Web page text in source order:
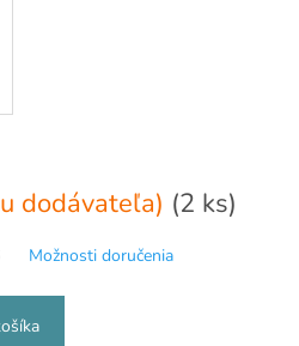
dodávateľa) (2 ks)
Možnosti doručenia